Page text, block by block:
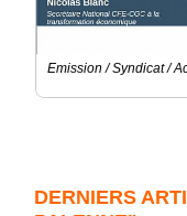
Emission / Syndicat /
DERNIERS